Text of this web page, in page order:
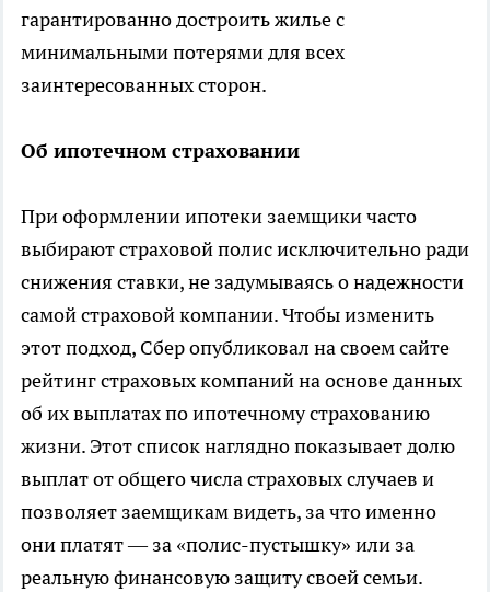
гарантированно достроить жилье с
минимальными потерями для всех
заинтересованных сторон.
Об ипотечном страховании
При оформлении ипотеки заемщики часто
выбирают страховой полис исключительно ради
снижения ставки, не задумываясь о надежности
самой страховой компании. Чтобы изменить
этот подход, Сбер опубликовал на своем сайте
рейтинг страховых компаний на основе данных
об их выплатах по ипотечному страхованию
жизни. Этот список наглядно показывает долю
выплат от общего числа страховых случаев и
позволяет заемщикам видеть, за что именно
они платят — за «полис-пустышку» или за
реальную финансовую защиту своей семьи.